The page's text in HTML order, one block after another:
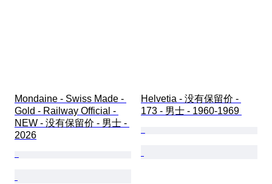
Mondaine - Swiss Made -
Gold - Railway Official -
NEW - 没有保留价 - 男士 -
2026
Helvetia - 没有保留价 -
173 - 男士 - 1960-1969